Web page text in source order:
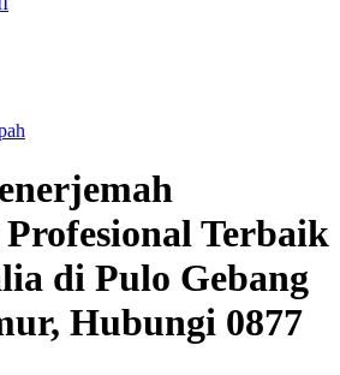
Terbaik
di Pulo Gebang
Hubungi 0877